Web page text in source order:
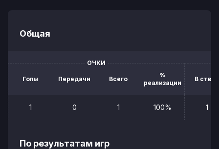
Общая
ОЧКИ
Голы Передачи Всего
%
реализации
В створ
1 0 1 100% 1
По результатам игр